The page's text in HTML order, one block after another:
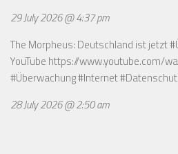
29 July 2026 @ 4:37 pm
The Morpheus: Deutschland ist jetzt
YouTube https://www.youtube.com/
#Überwachung #Internet
28 July 2026 @ 2:50 am